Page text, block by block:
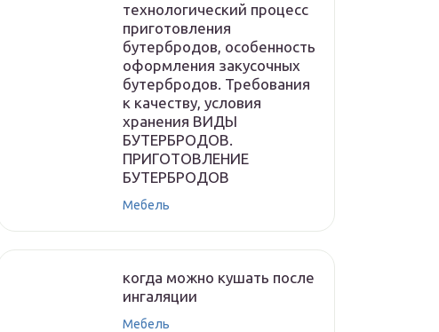
технологический процесс
приготовления
бутербродов, особенность
оформления закусочных
бутербродов. Требования
к качеству, условия
хранения ВИДЫ
БУТЕРБРОДОВ.
ПРИГОТОВЛЕНИЕ
БУТЕРБРОДОВ
Мебель
когда можно кушать после
ингаляции
Мебель